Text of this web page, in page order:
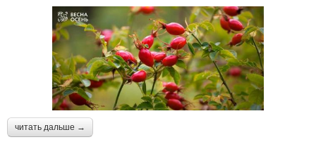
читать дальше →